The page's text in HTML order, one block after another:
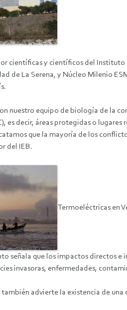
científicas y científicos del Instituto
de La Serena, y Núcleo Milenio
nuestro equipo de biología de la
es decir, áreas protegidas o
que la mayoría de los
del IEB.
Termoeléctricas en
señala que los impactos directos
invasoras, enfermedades,
advierte la existencia de